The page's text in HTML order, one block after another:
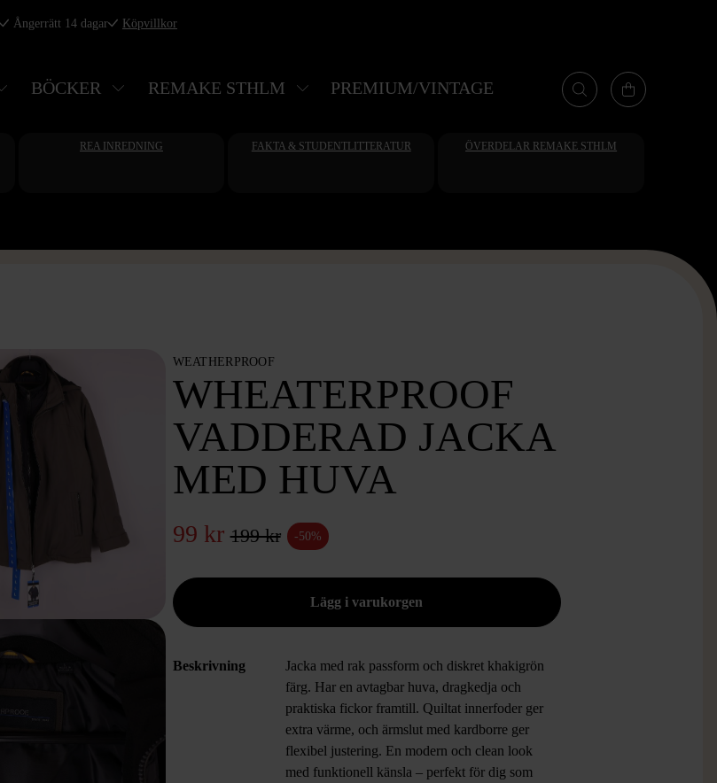
Ångerrätt 14 dagar Köpvillkor
BÖCKER REMAKE STHLM PREMIUM/VINTAGE
REA INREDNING FAKTA & STUDENTLITTERATUR ÖVERDELAR REMAKE STHLM
WEATHERPROOF
WHEATERPROOF
VADDERAD JACKA
MED HUVA
99 kr 199 kr -50%
Beskrivning
Jacka med rak passform och diskret khakigrön
färg. Har en avtagbar huva, dragkedja och
praktiska fickor framtill. Quiltat innerfoder ger
extra värme, och ärmslut med kardborre ger
flexibel justering. En modern och clean look
med funktionell känsla – perfekt för dig som